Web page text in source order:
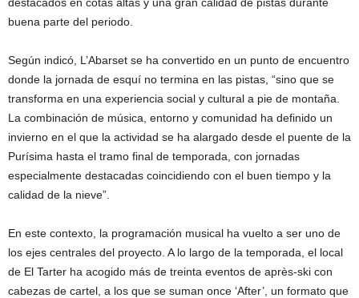
buena parte del periodo.
Según indicó, L’Abarset se ha convertido en un punto de encuentro
donde la jornada de esquí no termina en las pistas, “sino que se
transforma en una experiencia social y cultural a pie de montaña.
La combinación de música, entorno y comunidad ha definido un
invierno en el que la actividad se ha alargado desde el puente de la
Purísima hasta el tramo final de temporada, con jornadas
especialmente destacadas coincidiendo con el buen tiempo y la
calidad de la nieve”.
En este contexto, la programación musical ha vuelto a ser uno de
los ejes centrales del proyecto. A lo largo de la temporada, el local
de El Tarter ha acogido más de treinta eventos de après-ski con
cabezas de cartel, a los que se suman once ‘After’, un formato que